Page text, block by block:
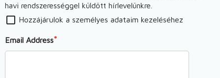
havi rendszerességgel küldött hírlevelünkre.
Hozzájárulok a személyes adataim kezeléséhez
Email Address